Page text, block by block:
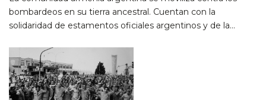
bombardeos en su tierra ancestral. Cuentan con la
solidaridad de estamentos oficiales argentinos y de la…